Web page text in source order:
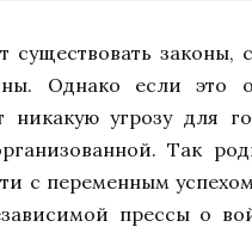
существовать
Однако если это
никакую угрозу для
Так
с переменным
прессы о